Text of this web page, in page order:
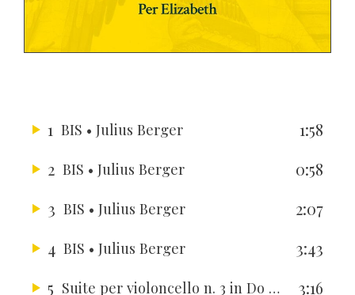
1 BIS • Julius Berger
1:58
2 BIS • Julius Berger
0:58
3 BIS • Julius Berger
2:07
4 BIS • Julius Berger
3:43
5
Suite per violoncello n. 3 in Do maggiore BWV 1009
3:16